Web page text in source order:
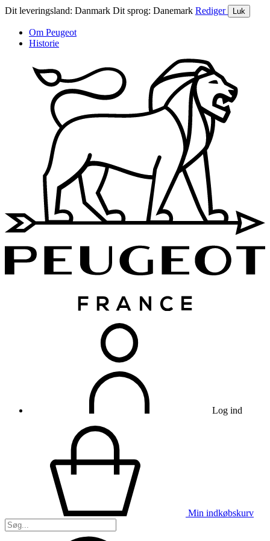
Dit leveringsland: Danmark Dit sprog: Danemark Rediger Luk
Om Peugeot
Historie
Log ind
Min indkøbskurv